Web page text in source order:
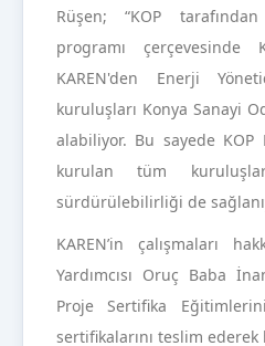
Rüşen; “KOP
programı
KAREN'den Enerji
kuruluşları Konya Sanayi
alabiliyor. Bu sayede
kurulan tüm
sürdürülebilirliği de
KAREN’in çalışmaları
Yardımcısı Oruç Baba
Proje Sertifika
sertifikalarını teslim